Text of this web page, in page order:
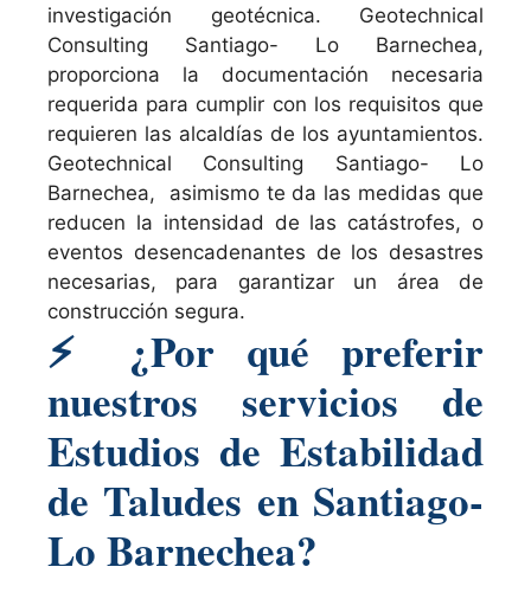
investigación geotécnica. Geotechnical
Consulting Santiago- Lo Barnechea,
proporciona la documentación necesaria
requerida para cumplir con los requisitos que
requieren las alcaldías de los ayuntamientos.
Geotechnical Consulting Santiago- Lo
Barnechea, asimismo te da las medidas que
reducen la intensidad de las catástrofes, o
eventos desencadenantes de los desastres
necesarias, para garantizar un área de
construcción segura.
⚡
¿Por qué preferir
nuestros servicios de
Estudios de Estabilidad
de Taludes en Santiago-
Lo Barnechea?